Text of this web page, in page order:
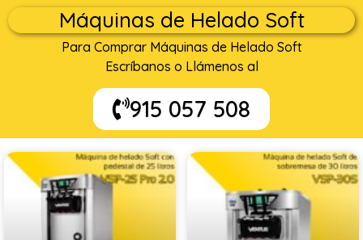
Máquinas de Helado Soft
Para Comprar Máquinas de Helado Soft
Escríbanos o Llámenos al
915 057 508